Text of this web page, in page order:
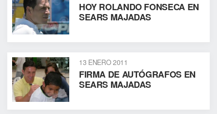
HOY ROLANDO FONSECA EN
SEARS MAJADAS
13 ENERO 2011
FIRMA DE AUTÓGRAFOS EN
SEARS MAJADAS